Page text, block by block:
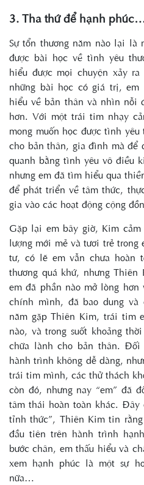
3. Tha thứ để hạnh
Sự tổn thương năm nào lại là
được bài học về tình yêu
hiểu được mọi chuyện xảy
những bài học có giá trị,
hiểu về bản thân và nhìn nỗi
hơn. Với một trái tim nhạy
mong muốn học được tình
cho bản thân, gia đình mà để
quanh bằng tình yêu vô điều
nhưng em đã tìm hiểu qua
để phát triển về tâm thức,
gia vào các hoạt động cộng
Gặp lại em bây giờ, Kim cảm
lượng mới mẻ và tươi trẻ
tư, có lẽ em vẫn chưa hoàn
thương quá khứ, nhưng
em đã phần nào mở lòng
chính mình, đã bao dung
năm gặp Thiên Kim, trái tim
nào, và trong suốt khoảng
chữa lành cho bản thân.
hành trình không dễ dàng,
trái tim mình, các thử thách
còn đó, nhưng nay “em” đã
tâm thái hoàn toàn khác. Đây
tỉnh thức”, Thiên Kim tin
đầu tiên trên hành trình
bước chân, em thấu hiểu và
xem hạnh phúc là một sự
nữa…